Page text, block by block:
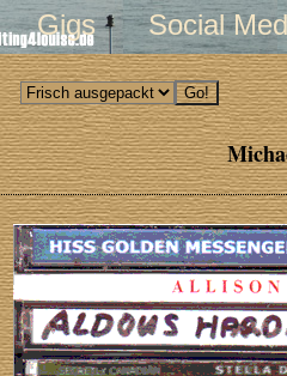
Gigs Social